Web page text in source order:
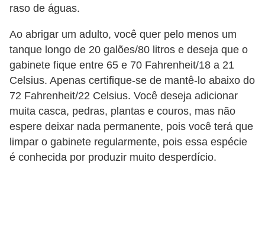
raso de águas.
Ao abrigar um adulto, você quer pelo menos um
tanque longo de 20 galões/80 litros e deseja que o
gabinete fique entre 65 e 70 Fahrenheit/18 a 21
Celsius. Apenas certifique-se de mantê-lo abaixo do
72 Fahrenheit/22 Celsius. Você deseja adicionar
muita casca, pedras, plantas e couros, mas não
espere deixar nada permanente, pois você terá que
limpar o gabinete regularmente, pois essa espécie
é conhecida por produzir muito desperdício.
i
e
a
n
f
í
b